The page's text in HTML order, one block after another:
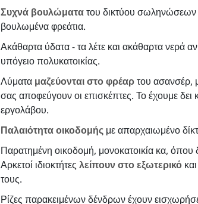
Συχνά βουλώματατου δικτύου σωληνώσεων
βουλωμένα φρεάτια.
Ακάθαρτα ύδατα - τα λέτε και ακάθαρτα νερά
υπόγειο πολυκατοικίας.
Λύματα μαζεύονται στο φρέαρτου ασανσέρ,
σας αποφεύγουν οι επισκέπτες. Το έχουμε
εργολάβου.
Παλαιότητα οικοδομής με απαρχαιωμένο
Παρατημένη οικοδομή, μονοκατοικία κα, όπου
Αρκετοί ιδιοκτήτες λείπουν στο εξωτερικό
τους.
Ρίζες παρακειμένων δένδρων έχουν